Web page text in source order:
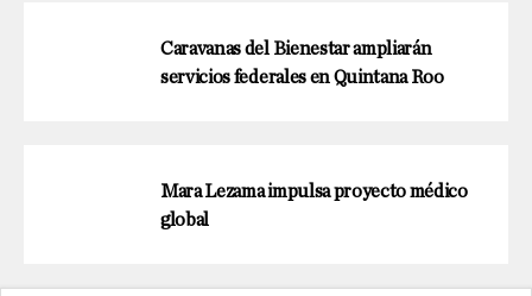
Caravanas del Bienestar ampliarán
servicios federales en Quintana Roo
Mara Lezama impulsa proyecto médico
global